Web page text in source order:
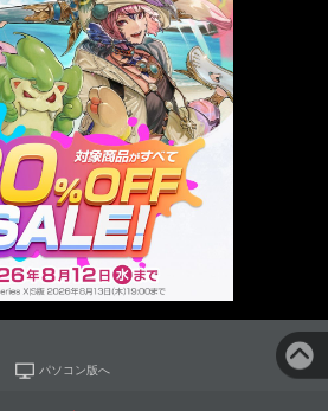
パソコン版へ